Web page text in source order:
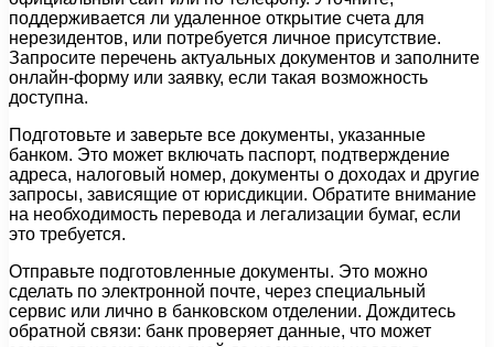
поддерживается ли удаленное открытие счета для
нерезидентов, или потребуется личное присутствие.
Запросите перечень актуальных документов и заполните
онлайн-форму или заявку, если такая возможность
доступна.
Подготовьте и заверьте все документы, указанные
банком. Это может включать паспорт, подтверждение
адреса, налоговый номер, документы о доходах и другие
запросы, зависящие от юрисдикции. Обратите внимание
на необходимость перевода и легализации бумаг, если
это требуется.
Отправьте подготовленные документы. Это можно
сделать по электронной почте, через специальный
сервис или лично в банковском отделении. Дождитесь
обратной связи: банк проверяет данные, что может